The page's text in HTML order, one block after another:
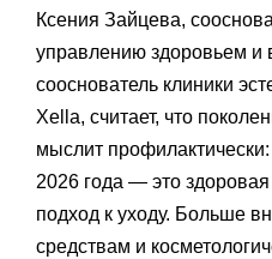
Ксения Зайцева,
управлению здоровьем и
сооснователь клиники
Xella, считает, что
мыслит
2026 года — это
подход к уходу. Больше
средствам и